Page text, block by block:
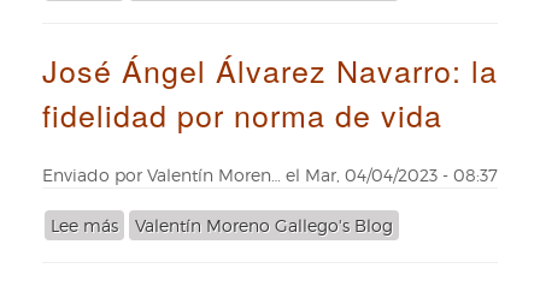
Álvarez
y
la
Cámara:
tres
relevantes
José Ángel Álvarez Navarro: la
fidelidad por norma de vida
Enviado por Valentín Moren… el Mar, 04/04/2023 - 08:37
Lee mássobre
Valentín Moreno Gallego's Blog